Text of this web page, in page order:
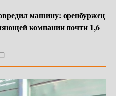
машину: оренбуржец
компании почти 1,6